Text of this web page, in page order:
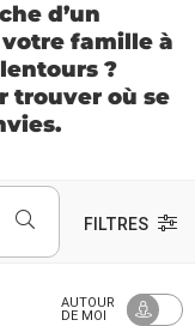
d’un
famille à
?
trouver où se
FILTRES
AUTOUR
DE MOI